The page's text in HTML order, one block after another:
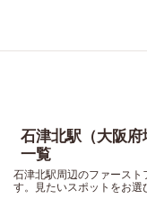
石津北駅（大阪
一覧
石津北駅周辺のファースト
す。見たいスポットをお選